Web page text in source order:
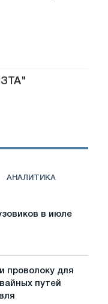
АНАЛИТИКА
в июле
проволоку для
путей